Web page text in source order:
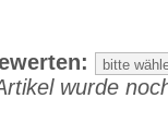
wurde